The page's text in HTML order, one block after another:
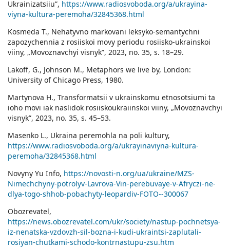
Ukrainizatsiiu”, https://www.radiosvoboda.org/a/ukrayina-
viyna-kultura-peremoha/32845368.html
Kosmeda T., Nehatyvno markovani leksyko-semantychni
zapozychennia z rosiiskoi movy periodu rosiisko-ukrainskoi
viiny, „Movoznavchyi visnyk”, 2023, no. 35, s. 18–29.
Lakoff, G., Johnson M., Metaphors we live by, London:
University of Chicago Press, 1980.
Martynova H., Transformatsii v ukrainskomu etnosotsiumi ta
ioho movi iak naslidok rosiiskoukraiinskoi viiny, „Movoznavchyi
visnyk”, 2023, no. 35, s. 45–53.
Masenko L., Ukraina peremohla na poli kultury,
https://www.radiosvoboda.org/a/ukrayinaviyna-kultura-
peremoha/32845368.html
Novyny Yu Info, https://novosti-n.org/ua/ukraine/MZS-
Nimechchyny-potrolyv-Lavrova-Vin-perebuvaye-v-Afryczi-ne-
dlya-togo-shhob-pobachyty-leopardiv-FOTO--300067
Obozrevatel,
https://news.obozrevatel.com/ukr/society/nastup-pochnetsya-
iz-nenatska-vzdovzh-sil-bozna-i-kudi-ukraintsi-zaplutali-
rosiyan-chutkami-schodo-kontrnastupu-zsu.htm